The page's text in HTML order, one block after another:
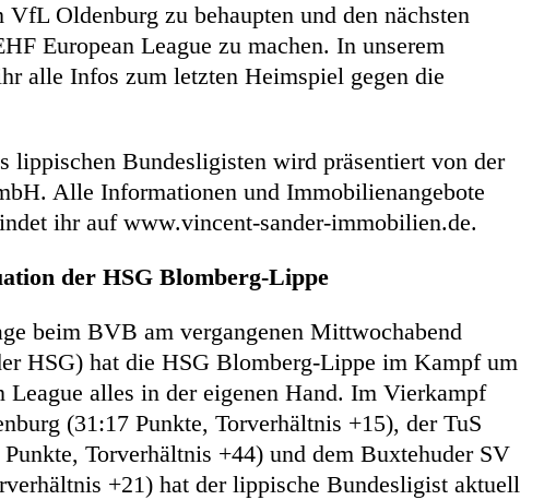
Oldenburg zu behaupten und den nächsten
European League zu machen. In unserem
alle Infos zum letzten Heimspiel gegen die
lippischen Bundesligisten wird präsentiert von der
Alle Informationen und Immobilienangebote
ihr auf www.vincent-sander-immobilien.de.
der HSG Blomberg-Lippe
beim BVB am vergangenen Mittwochabend
HSG) hat die HSG Blomberg-Lippe im Kampf um
League alles in der eigenen Hand. Im Vierkampf
(31:17 Punkte, Torverhältnis +15), der TuS
Torverhältnis +44) und dem Buxtehuder SV
+21) hat der lippische Bundesligist aktuell